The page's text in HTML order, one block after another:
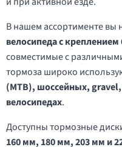
В нашем ассортименте вы
велосипеда с
совместимые с
тормоза широко
(MTB), шоссейных, gravel,
велосипедах.
Доступны тормозные
160 мм, 180 мм, 203 мм и